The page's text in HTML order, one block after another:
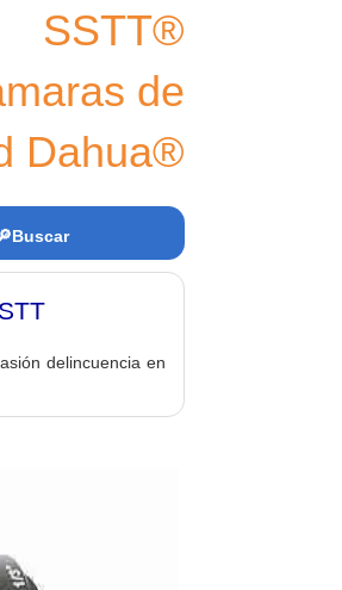
SSTT®
de
Dahua®
delincuencia en